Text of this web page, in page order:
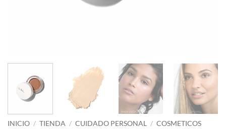
INICIO / TIENDA / CUIDADO PERSONAL / COSMETICOS